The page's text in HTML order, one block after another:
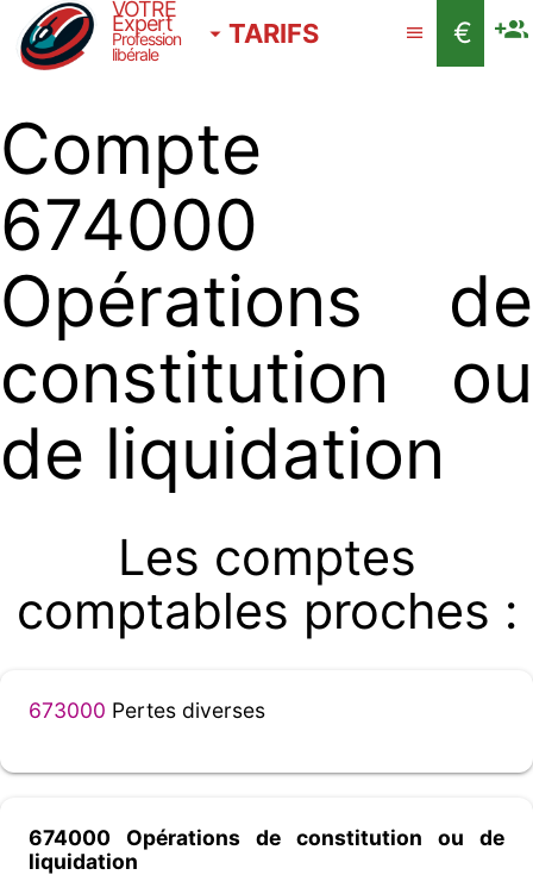
VOTRE
Expert
Profession
libérale
TARIFS €
Compte
674000
Opérations de
constitution ou
de liquidation
Les comptes
comptables proches :
673000 Pertes diverses
674000 Opérations de constitution ou de
liquidation